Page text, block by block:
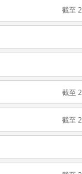
截至
截至
截至